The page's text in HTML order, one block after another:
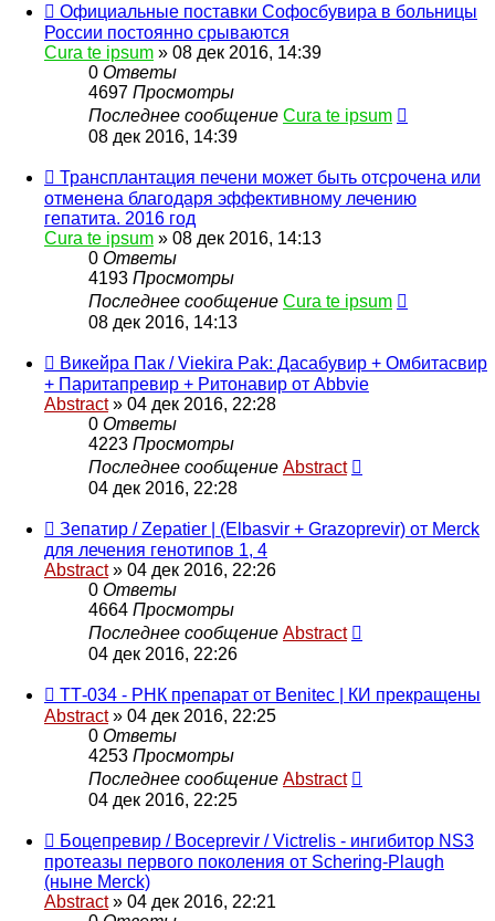
Официальные поставки Софосбувира в больницы
России постоянно срываются
Cura te ipsum » 08 дек 2016, 14:39
0 Ответы
4697 Просмотры
Последнее сообщение Cura te ipsum
08 дек 2016, 14:39
Трансплантация печени может быть отсрочена или
отменена благодаря эффективному лечению
гепатита. 2016 год
Cura te ipsum » 08 дек 2016, 14:13
0 Ответы
4193 Просмотры
Последнее сообщение Cura te ipsum
08 дек 2016, 14:13
Викейра Пак / Viekira Pak: Дасабувир + Омбитасвир
+ Паритапревир + Ритонавир от Abbvie
Abstract» 04 дек 2016, 22:28
0 Ответы
4223 Просмотры
Последнее сообщение Abstract
04 дек 2016, 22:28
Зепатир / Zepatier | (Elbasvir + Grazoprevir) от Merck
для лечения генотипов 1, 4
Abstract» 04 дек 2016, 22:26
0 Ответы
4664 Просмотры
Последнее сообщение Abstract
04 дек 2016, 22:26
ТТ-034 - РНК препарат от Benitec | КИ прекращены
Abstract» 04 дек 2016, 22:25
0 Ответы
4253 Просмотры
Последнее сообщение Abstract
04 дек 2016, 22:25
Боцепревир / Boceprevir / Victrelis - ингибитор NS3
протеазы первого поколения от Schering-Plaugh
(ныне Merck)
Abstract» 04 дек 2016, 22:21